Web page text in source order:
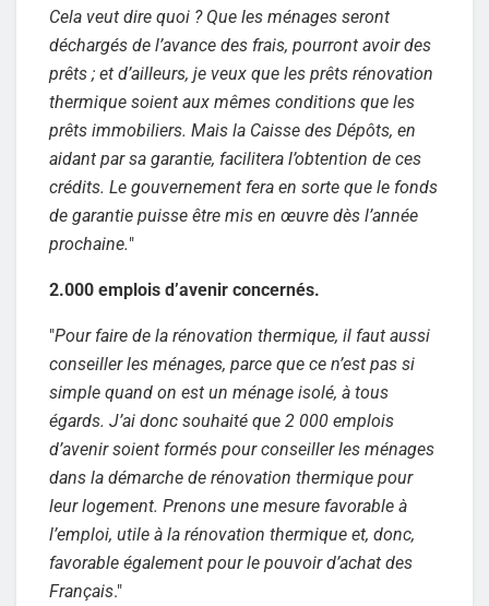
Cela veut dire quoi ? Que les ménages seront
déchargés de l’avance des frais, pourront avoir des
prêts ; et d’ailleurs, je veux que les prêts rénovation
thermique soient aux mêmes conditions que les
prêts immobiliers. Mais la Caisse des Dépôts, en
aidant par sa garantie, facilitera l’obtention de ces
crédits. Le gouvernement fera en sorte que le fonds
de garantie puisse être mis en œuvre dès l’année
prochaine."
2.000 emplois d’avenir concernés.
"Pour faire de la rénovation thermique, il faut aussi
conseiller les ménages, parce que ce n’est pas si
simple quand on est un ménage isolé, à tous
égards. J’ai donc souhaité que 2 000 emplois
d’avenir soient formés pour conseiller les ménages
dans la démarche de rénovation thermique pour
leur logement. Prenons une mesure favorable à
l’emploi, utile à la rénovation thermique et, donc,
favorable également pour le pouvoir d’achat des
Français."